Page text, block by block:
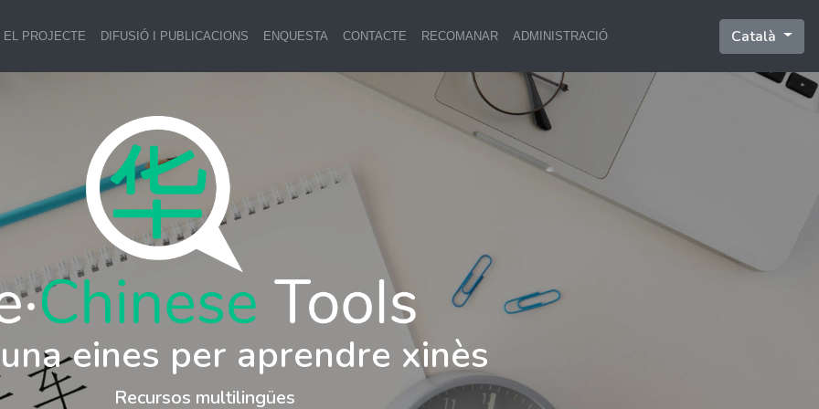
EL PROJECTE DIFUSIÓ I PUBLICACIONS ENQUESTA CONTACTE RECOMANAR ADMINISTRACIÓ Català
eines per aprendre xinès
Recursos multilingües